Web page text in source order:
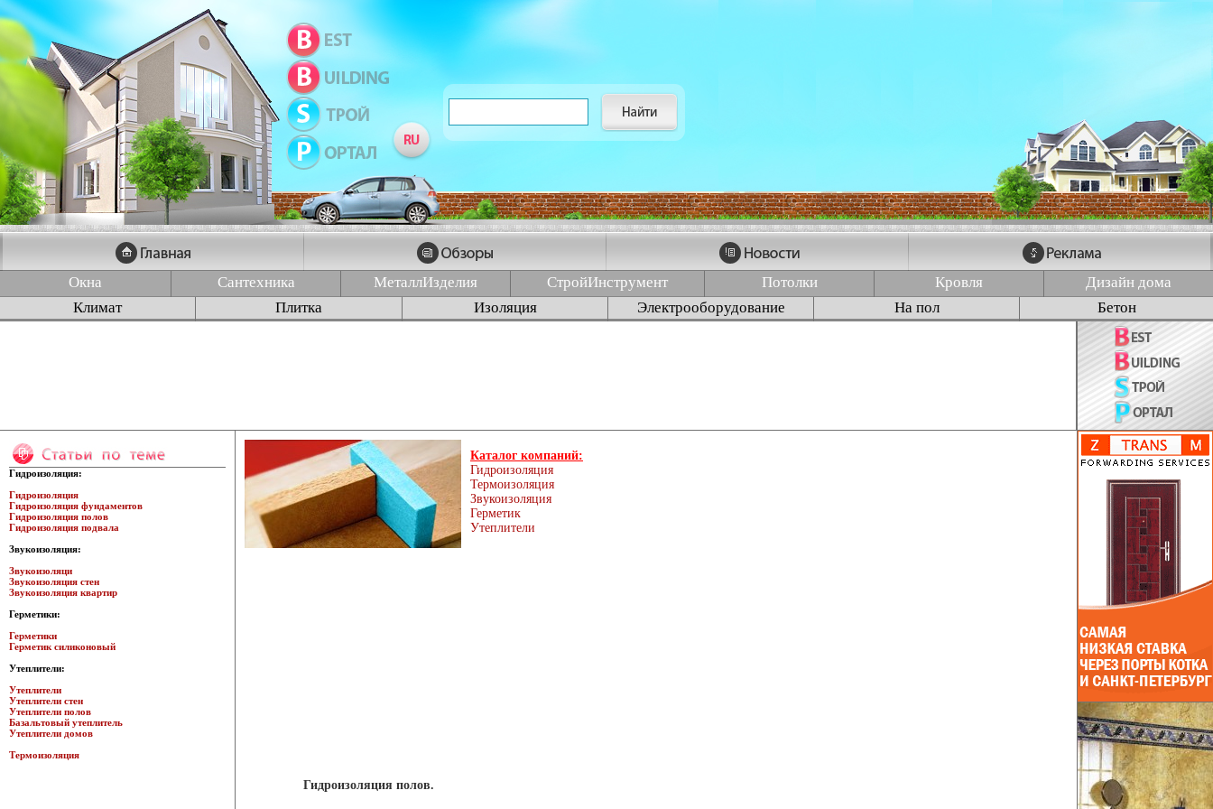
Окна Сантехника МеталлИзделия СтройИнструмент Потолки Кровля
Дизайн дома
Климат
Плитка Изоляция Электрооборудование На пол Бетон
Гидроизоляция:
Гидроизоляция
Гидроизоляция фундаментов
Гидроизоляция полов
Гидроизоляция подвала
Звукоизоляция:
Звукоизоляци
Звукоизоляция стен
Звукоизоляция квартир
Герметики:
Герметики
Герметик силиконовый
Утеплители:
Утеплители
Утеплители стен
Утеплители полов
Базальтовый утеплитель
Утеплители домов
Термоизоляция
Каталог компаний:
Гидроизоляция
Термоизоляция
Звукоизоляция
Герметик
Утеплители
Гидроизоляция полов.